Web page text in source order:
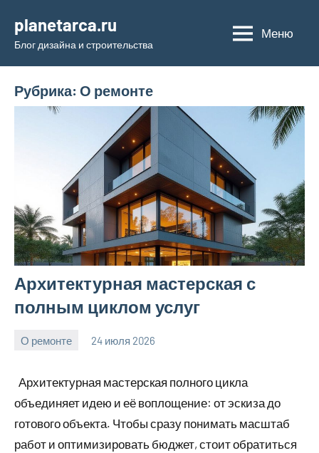
содержимому
planetarca.ru
Блог дизайна и строительства
Меню
Рубрика: О ремонте
Архитектурная мастерская с
полным циклом услуг
О ремонте 24 июля 2026
Avtor
Нет
Архитектурная мастерская полного цикла
объединяет идею и её воплощение: от эскиза до
готового объекта. Чтобы сразу понимать масштаб
работ и оптимизировать бюджет, стоит обратиться